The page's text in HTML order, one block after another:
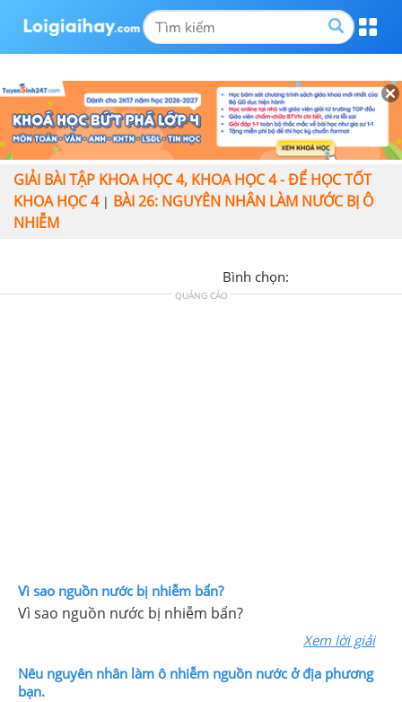
GIẢI BÀI TẬP KHOA HỌC 4, KHOA HỌC 4 - ĐỂ HỌC TỐT
KHOA HỌC 4| BÀI 26: NGUYÊN NHÂN LÀM NƯỚC BỊ Ô
NHIỄM
Bình chọn:
QUẢNG CÁO
Vì sao nguồn nước bị nhiễm bẩn?
Vì sao nguồn nước bị nhiễm bẩn?
Xem lời giải
Nêu nguyên nhân làm ô nhiễm nguồn nước ở địa phương
bạn.